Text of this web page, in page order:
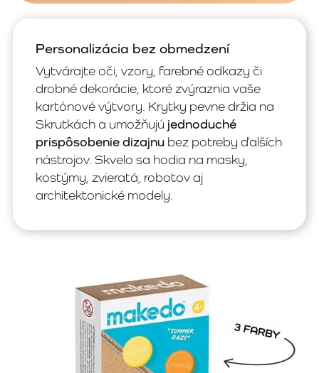
Personalizácia bez obmedzení
Vytvárajte oči, vzory, farebné odkazy či
drobné dekorácie, ktoré zvýraznia vaše
kartónové výtvory. Krytky pevne držia na
Skrutkách a umožňujú jednoduché
prispôsobenie dizajnu bez potreby ďalších
nástrojov. Skvelo sa hodia na masky,
kostýmy, zvieratá, robotov aj
architektonické modely.